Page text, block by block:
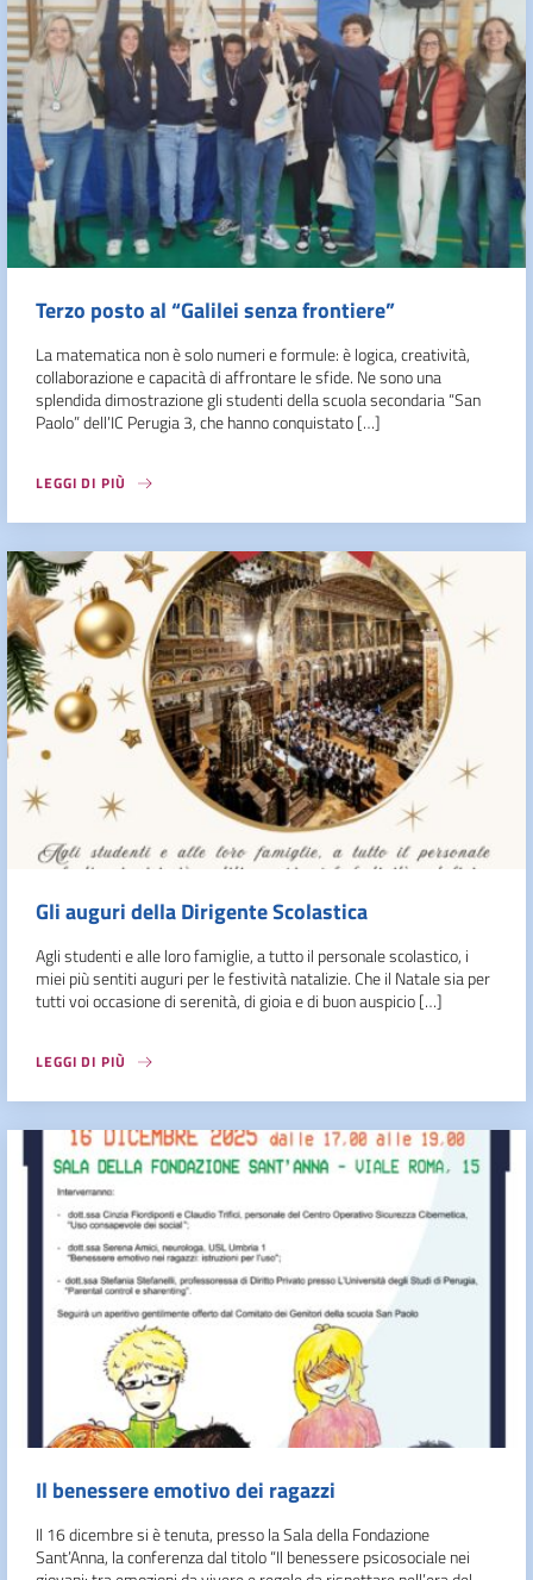
Terzo posto al “Galilei senza frontiere”
La matematica non è solo numeri e formule: è logica, creatività,
collaborazione e capacità di affrontare le sfide. Ne sono una
splendida dimostrazione gli studenti della scuola secondaria “San
Paolo” dell’IC Perugia 3, che hanno conquistato […]
LEGGI DI PIÙ
Gli auguri della Dirigente Scolastica
Agli studenti e alle loro famiglie, a tutto il personale scolastico, i
miei più sentiti auguri per le festività natalizie. Che il Natale sia per
tutti voi occasione di serenità, di gioia e di buon auspicio […]
LEGGI DI PIÙ
Il benessere emotivo dei ragazzi
Il 16 dicembre si è tenuta, presso la Sala della Fondazione
Sant’Anna, la conferenza dal titolo “Il benessere psicosociale nei